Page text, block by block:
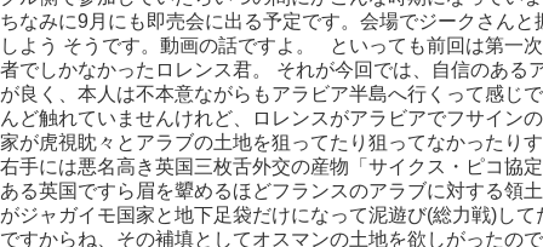
ちなみに9月にも即売会に出る予定です。会場でジークさん
しよう そうです。動画の話ですよ。 といっても前回は第一
者でしかなかったロレンス君。 それが今回では、自信のある
が良く、本人は不本意ながらもアラビア半島へ行くって感じ
んど触れていませんけれど、ロレンスがアラビアでフサイン
家が虎視眈々とアラブの土地を狙ってたり狙ってなかったり
右手には悪名高き英国三枚舌外交の産物「サイクス・ピコ
ある英国ですら眉を顰めるほどフランスのアラブに対する領
がジャガイモ国家と地下足袋だけになって泥遊び(総力戦)し
ですからね、その補填としてオスマンの土地を欲しがったの